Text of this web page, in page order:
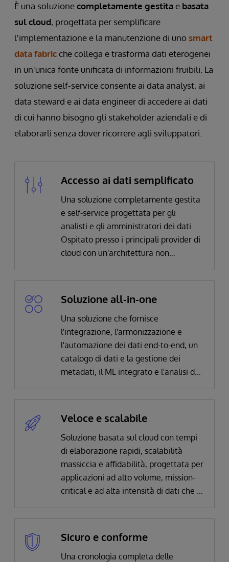
È una soluzionecompletamente gestitae basata
sul cloud, progettata per semplificare
l'implementazione e la manutenzione di uno smart
data fabricche collega e trasforma dati eterogenei
in un'unica fonte unificata di informazioni fruibili. La
soluzione self-service consente ai data analyst, ai
data steward e ai data engineer di accedere ai dati
di cui hanno bisogno gli stakeholder aziendali e di
elaborarli senza dover ricorrere agli sviluppatori.
Accesso ai dati semplificato
Una soluzione completamente gestita
e self-service progettata per gli
analisti e gli amministratori dei dati.
Ospitato presso i principali provider di
cloud con un'architettura non
Soluzione all-in-one
Una soluzione che fornisce
l'integrazione, l'armonizzazione e
l'automazione dei dati end-to-end, un
catalogo di dati e la gestione dei
metadati, il ML integrato e l'analisi dei
al cliente.
Veloce e scalabile
Soluzione basata sul cloud con tempi
di elaborazione rapidi, scalabilità
massiccia e affidabilità, progettata per
applicazioni ad alto volume, mission-
critical e ad alta intensità di dati che si
Sicuro e conforme
Una cronologia completa delle